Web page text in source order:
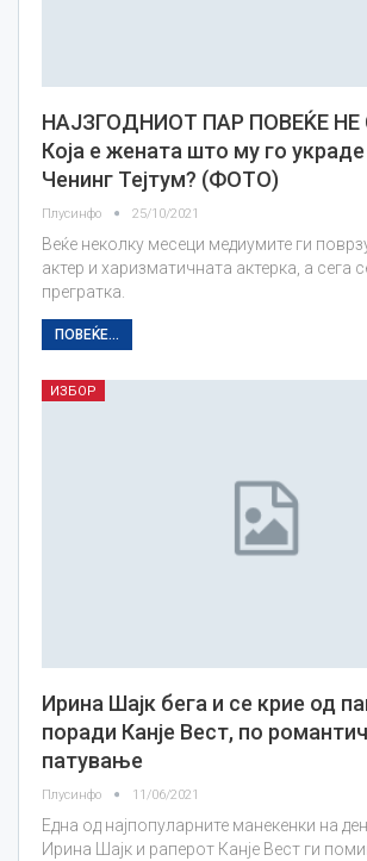
НАЈЗГОДНИОТ ПАР ПОВЕЌЕ НЕ
Која е жената што му го
Ченинг Тејтум? (ФОТО)
Плусинфо 25/10/2021
Веќе неколку месеци медиумите ги
актер и харизматичната актерка, а сега
прегратка.
ПОВЕЌЕ...
ИЗБОР
Ирина Шајк бега и се крие од
поради Канjе Вест, по
патување
Плусинфо 11/06/2021
Една од најпопуларните манекенки на
Ирина Шајк и раперот Канје Вест ги